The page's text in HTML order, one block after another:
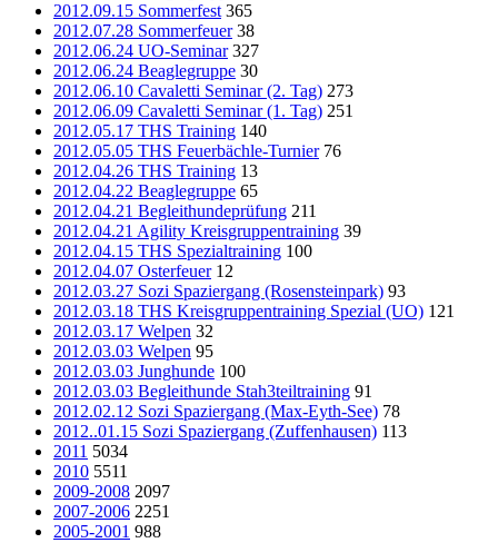
2012.09.15 Sommerfest 365
2012.07.28 Sommerfeuer 38
2012.06.24 UO-Seminar 327
2012.06.24 Beaglegruppe 30
2012.06.10 Cavaletti Seminar (2. Tag) 273
2012.06.09 Cavaletti Seminar (1. Tag) 251
2012.05.17 THS Training 140
2012.05.05 THS Feuerbächle-Turnier 76
2012.04.26 THS Training 13
2012.04.22 Beaglegruppe 65
2012.04.21 Begleithundeprüfung 211
2012.04.21 Agility Kreisgruppentraining 39
2012.04.15 THS Spezialtraining 100
2012.04.07 Osterfeuer 12
2012.03.27 Sozi Spaziergang (Rosensteinpark) 93
2012.03.18 THS Kreisgruppentraining Spezial (UO) 121
2012.03.17 Welpen 32
2012.03.03 Welpen 95
2012.03.03 Junghunde 100
2012.03.03 Begleithunde Stah3teiltraining 91
2012.02.12 Sozi Spaziergang (Max-Eyth-See) 78
2012..01.15 Sozi Spaziergang (Zuffenhausen) 113
2011 5034
2010 5511
2009-2008 2097
2007-2006 2251
2005-2001 988